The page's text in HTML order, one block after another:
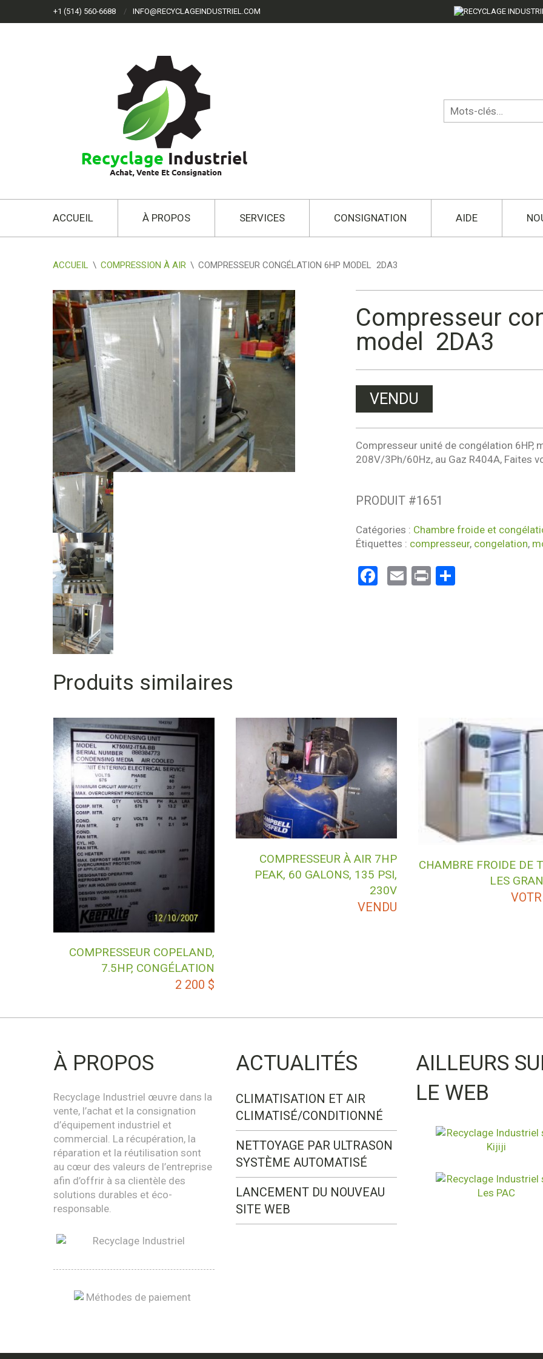
+1 (514) 560-6688 INFO@RECYCLAGEINDUSTRIEL.COM
ACCUEIL À PROPOS SERVICES CONSIGNATION AIDE
ACCUEIL \ COMPRESSION À AIR \ COMPRESSEUR CONGÉLATION 6HP MODEL 2DA3
Compresseur
model 2DA3
VENDU
Compresseur unité de congélation 6HP,
208V/3Ph/60Hz, au Gaz R404A, Faites
PRODUIT #1651
Catégories : Chambre froide et
Étiquettes : compresseur, congelation,
Facebook
Email
PrintPartager
Produits similaires
COMPRESSEUR COPELAND,
7.5HP, CONGÉLATION
2 200 $
COMPRESSEUR À AIR 7HP
PEAK, 60 GALONS, 135 PSI,
230V
VENDU
CHAMBRE FROIDE DE
LES
À PROPOS
Recyclage Industriel œuvre dans la
vente, l’achat et la consignation
d’équipement industriel et
commercial. La récupération, la
réparation et la réutilisation sont
au cœur des valeurs de l’entreprise
afin d’offrir à sa clientèle des
solutions durables et éco-
responsable.
ACTUALITÉS
CLIMATISATION ET AIR
CLIMATISÉ/CONDITIONNÉ
NETTOYAGE PAR ULTRASON
SYSTÈME AUTOMATISÉ
LANCEMENT DU NOUVEAU
SITE WEB
AILLEURS
LE WEB